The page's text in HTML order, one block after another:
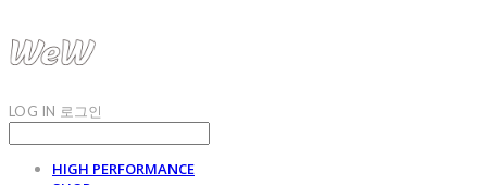
LOG IN 로그인
HIGH PERFORMANCE